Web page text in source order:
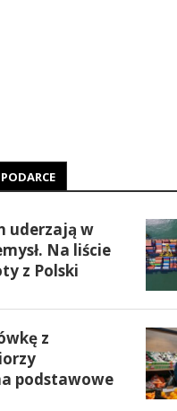
uderzają w
Na liście
z Polski
z
podstawowe